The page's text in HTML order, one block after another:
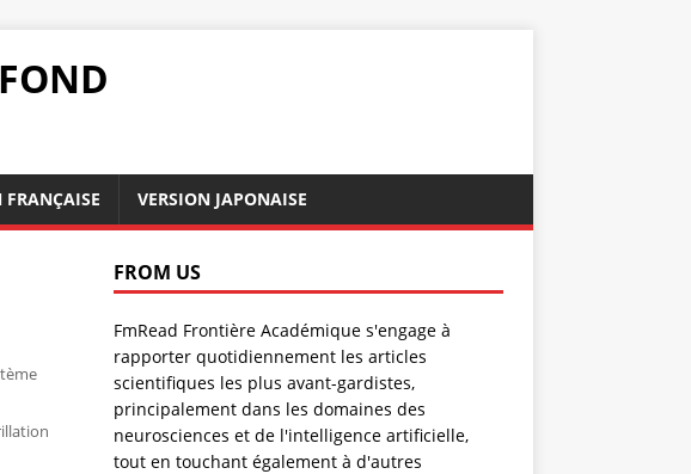
FRANÇAISE VERSION JAPONAISE
FROM US
FmRead Frontière Académique s'engage à
rapporter quotidiennement les articles
scientifiques les plus avant-gardistes,
principalement dans les domaines des
neurosciences et de l'intelligence artificielle,
tout en touchant également à d'autres